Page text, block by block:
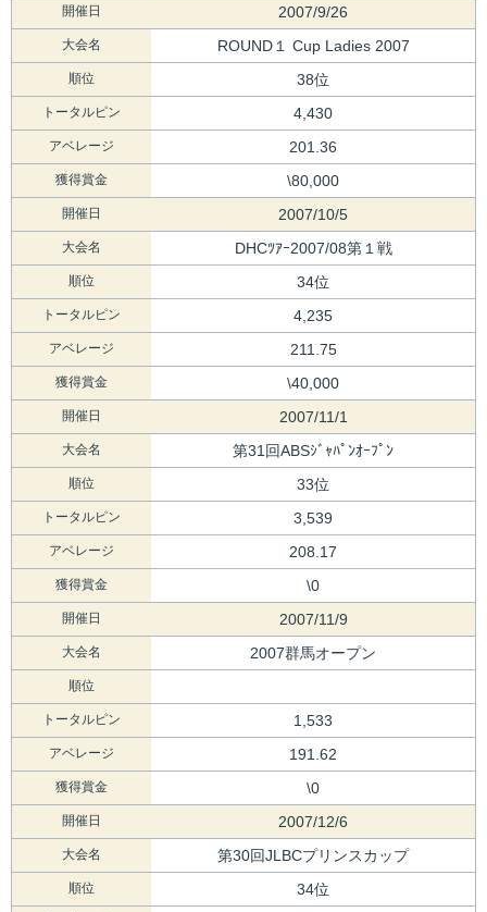
開催日 2007/9/26
大会名 ROUND１ Cup Ladies 2007
順位 38位
トータルピン 4,430
アベレージ 201.36
獲得賞金 \80,000
開催日 2007/10/5
大会名 DHCﾂｱｰ2007/08第１戦
順位 34位
トータルピン 4,235
アベレージ 211.75
獲得賞金 \40,000
開催日 2007/11/1
大会名 第31回ABSｼﾞｬﾊﾟﾝｵｰﾌﾟﾝ
順位 33位
トータルピン 3,539
アベレージ 208.17
獲得賞金 \0
開催日 2007/11/9
大会名 2007群馬オープン
順位
トータルピン 1,533
アベレージ 191.62
獲得賞金 \0
開催日 2007/12/6
大会名 第30回JLBCプリンスカップ
順位 34位